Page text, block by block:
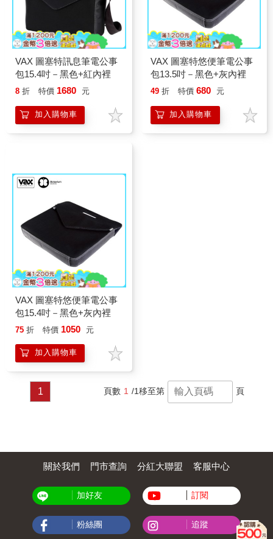
VAX 圖塞特訊息筆電公事
包15.4吋－黑色+紅內裡
8 折 特價 1680 元
加入購物車
VAX 圖塞特悠便筆電公事
包13.5吋－黑色+灰內裡
49 折 特價 680 元
加入購物車
VAX 圖塞特悠便筆電公事
包15.4吋－黑色+灰內裡
75 折 特價 1050 元
加入購物車
1 頁數 1 /1移至第 頁
關於我們 門市查詢 分紅大聯盟 客服中心
加好友 訂閱
粉絲團 追蹤